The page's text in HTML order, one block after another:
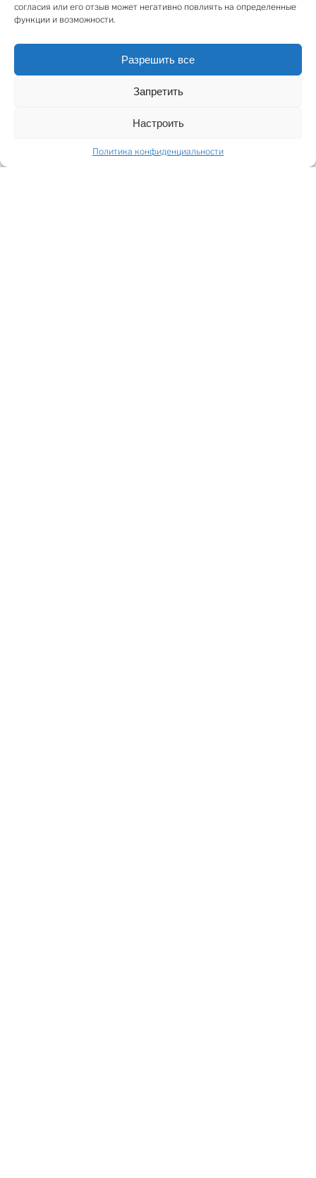
согласия или его отзыв может негативно повлиять на определенные
функции и возможности.
Разрешить все
Запретить
Настроить
Политика конфиденциальности
штабелёры, конвейеры и полностью
интегрированная система управления складом.
Вместимость комплекса составляет 35'000 паллет, а
планируемый годовой поток, до 360'000 паллет, что
обеспечивает высокую эффективность и
значительную автоматизацию процессов при
Инженерная инфраструктūra включает